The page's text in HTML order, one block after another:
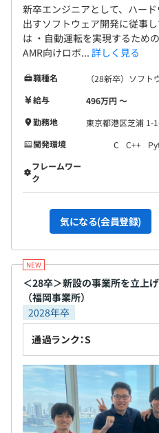
新卒エンジニアとして、ハー
出すソフトウェア開発に従事
は ・自動運転を実現するため
AMR向けロボ... 詳しく見る
職種名
（28新卒）ソフト
給与
496万円 〜
勤務地
東京都港区芝浦 1-
開発環境
C C++
フレームワー
ク
気になる(会員登録)
＜28卒＞新設の事業所を立上
（福岡事業所）
2028年卒
通過ランク：S